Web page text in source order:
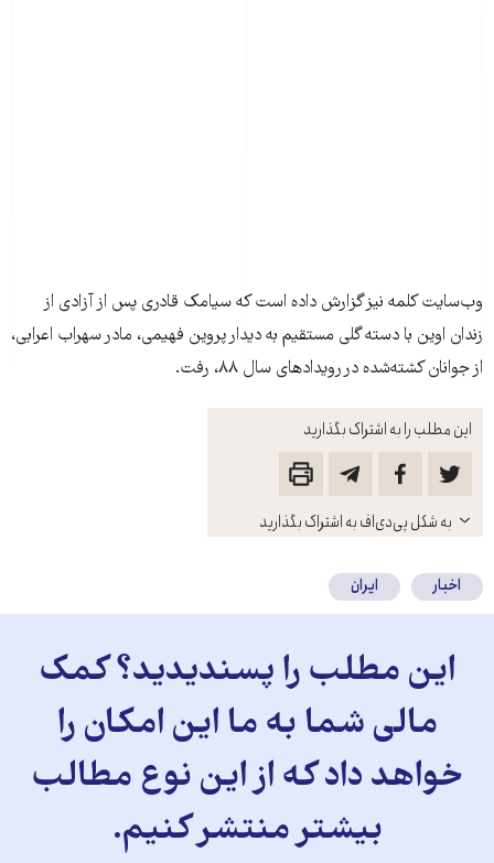
این مطلب را به اشتراک بگذارید
باز
کنید
به شکل پی‌دی‌اف به اشتراک بگذارید
وب‌سایت کلمه نیز گزارش داده است که سيامک قادری پس از آزادی از
زندان اوين با دسته گلی مستقيم به ديدار پروين فهيمی، مادر سهراب اعرابی،
از جوانان کشته‌شده در رویدادهای سال ۸۸، رفت.
اخبار ایران
این مطلب را پسندیدید؟ کمک
مالی شما به ما این امکان را
خواهد داد که از این نوع مطالب
بیشتر منتشر کنیم.